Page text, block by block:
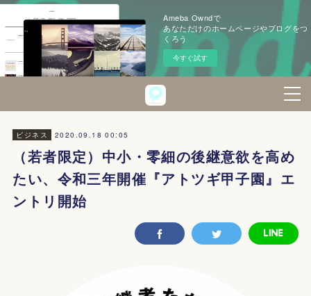
Ameba Owndで
あなただけのホームページやブログをつ
くろう
今すぐ試す
ビジネス 2020.09.18 00:05
（若者限定）中小・零細の後継意欲を高め
たい、令和三年開催『アトツギ甲子園』エ
ントリ開始